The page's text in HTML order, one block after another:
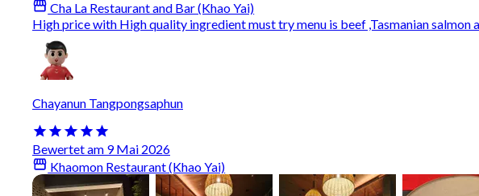
Cha La Restaurant and Bar (Khao Yai)
High price with High quality ingredient must try menu is beef ,Tasmanian salmon
Chayanun Tangpongsaphun
Bewertet am 9 Mai 2026
Khaomon Restaurant (Khao Yai)